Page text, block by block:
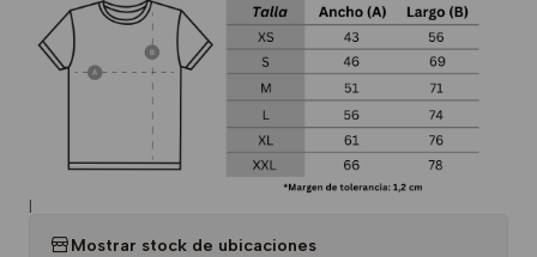
|
Mostrar stock de ubicaciones